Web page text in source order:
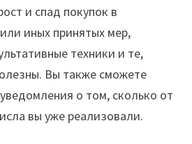
и спад покупок в
иных принятых мер,
техники и те,
Вы также сможете
о том, сколько от
вы уже реализовали.